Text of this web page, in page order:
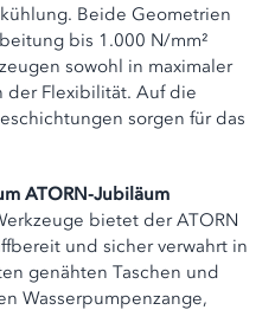
Beide Geometrien
bis 1.000 N/mm²
sowohl in maximaler
der Flexibilität. Auf die
sorgen für das
ATORN-Jubiläum
bietet der ATORN
und sicher verwahrt in
genähten Taschen und
Wasserpumpenzange,